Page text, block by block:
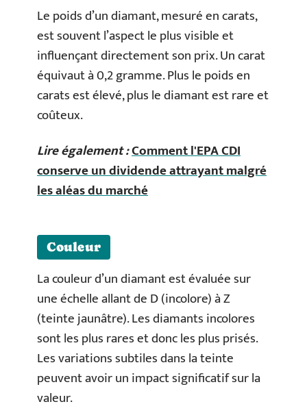
Le poids d’un diamant, mesuré en carats,
est souvent l’aspect le plus visible et
influençant directement son prix. Un carat
équivaut à 0,2 gramme. Plus le poids en
carats est élevé, plus le diamant est rare et
coûteux.
Lire également :Comment l'EPA CDI
conserve un dividende attrayant malgré
les aléas du marché
Couleur
La couleur d’un diamant est évaluée sur
une échelle allant de D (incolore) à Z
(teinte jaunâtre). Les diamants incolores
sont les plus rares et donc les plus prisés.
Les variations subtiles dans la teinte
peuvent avoir un impact significatif sur la
valeur.